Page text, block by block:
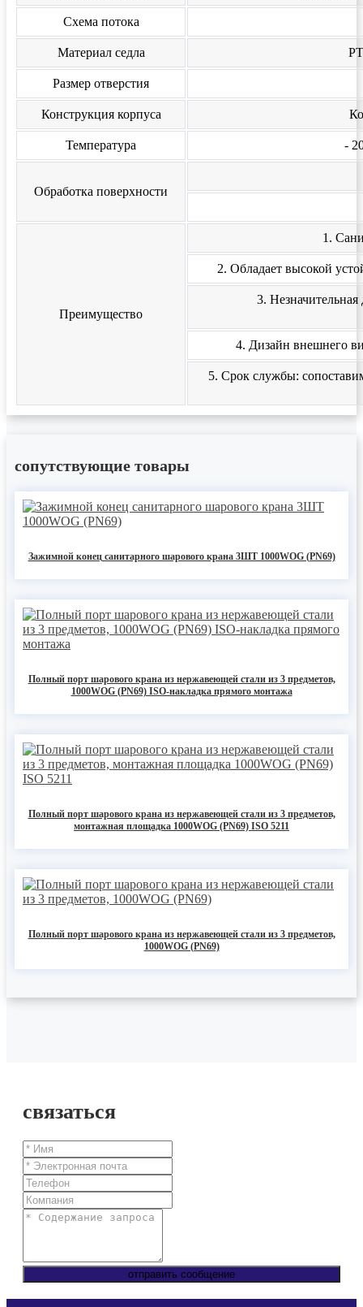
Схема потока
Материал седла
Размер отверстия
Конструкция корпуса
Температура -
Обработка поверхности
Преимущество
1.
2. Обладает высокой
3.
4. Дизайн внешнего
5. Срок службы:
сопутствующие товары
Зажимной конец санитарного шарового крана 3ШТ 1000WOG (PN69)
Полный порт шарового крана из нержавеющей стали из 3 предметов,
1000WOG (PN69) ISO-накладка прямого монтажа
Полный порт шарового крана из нержавеющей стали из 3 предметов,
монтажная площадка 1000WOG (PN69) ISO 5211
Полный порт шарового крана из нержавеющей стали из 3 предметов,
1000WOG (PN69)
связаться
отправить сообщение